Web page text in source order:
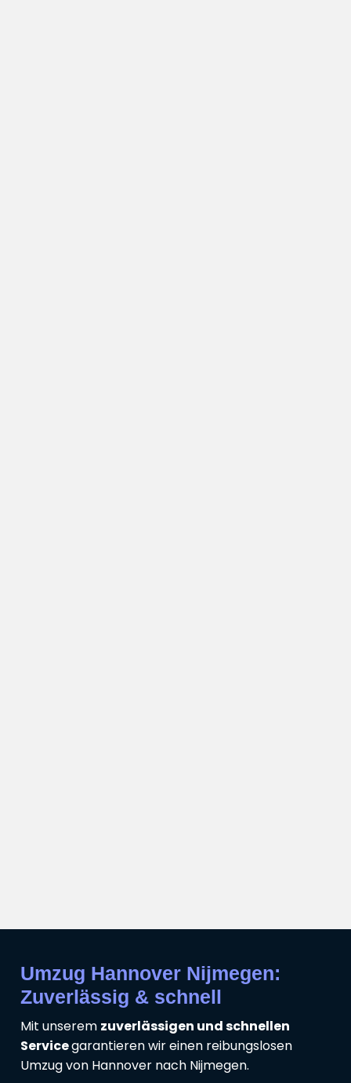
Umzug Hannover Nijmegen:
Zuverlässig & schnell
Mit unserem zuverlässigen und schnellen
Servicegarantieren wir einen reibungslosen
Umzug von Hannover nach Nijmegen.